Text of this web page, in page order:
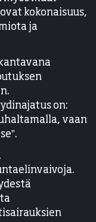
kokonaisuus,
ja
on:
vaan